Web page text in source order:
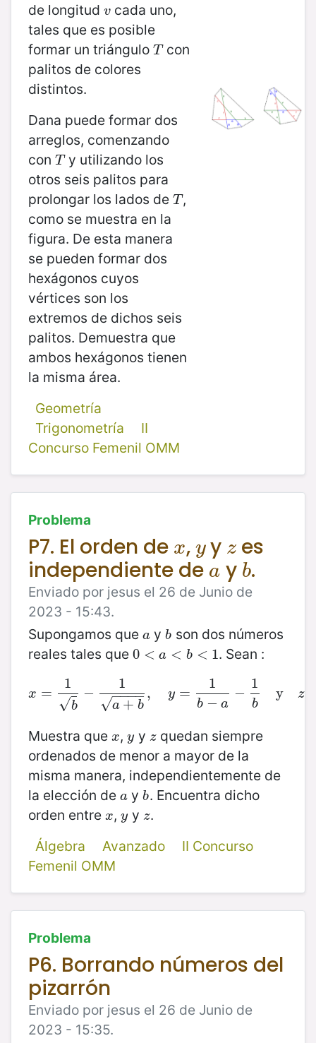
de longitud v
v cada uno,
tales que es posible
formar un triángulo T
Tcon
palitos de colores
distintos.
Dana puede formar dos
arreglos, comenzando
con T
Ty utilizando los
otros seis palitos para
prolongar los lados de T
T,
como se muestra en la
figura. De esta manera
se pueden formar dos
hexágonos cuyos
vértices son los
extremos de dichos seis
palitos. Demuestra que
ambos hexágonos tienen
la misma área.
Geometría
Trigonometría
II
Concurso Femenil OMM
Problema
P7. El orden de x
x, y
yy z
z es
independiente de a
a y b
b
.
Enviado por jesus el 26 de Junio de
2023 - 15:43.
Supongamos que a
a yb
b son dos números
reales tales que 0 < a < b < 1
0 <a < b< 1 . Sean :
x =
1
b
√
−
1
a + b
− −
−−
√
, y =
1
b − a
−
1
b
y z
x=1b−1 +b ,y =1b−a −1 by =1 −a
Muestra que x
x,y
y y z
zquedan siempre
ordenados de menor a mayor de la
misma manera, independientemente de
la elección de a
a yb
b. Encuentra dicho
orden entre x
x,y
y y z
z.
Álgebra
Avanzado
II Concurso
Femenil OMM
Problema
P6. Borrando números del
pizarrón
Enviado por jesus el 26 de Junio de
2023 - 15:35.